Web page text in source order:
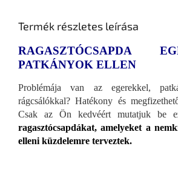
Termék részletes leírása
RAGASZTÓCSAPDA
PATKÁNYOK ELLEN
Problémája van az egerekkel,
rágcsálókkal? Hatékony és
Csak az Ön kedvéért mutatjuk be
ragasztócsapdákat, amelyeket a
elleni küzdelemre terveztek.